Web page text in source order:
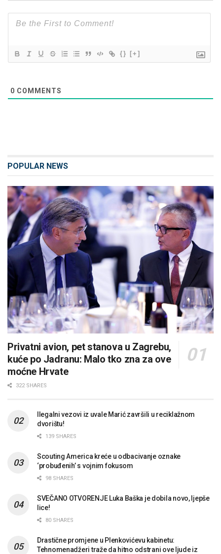
{} [+]
0 COMMENTS
POPULAR NEWS
Privatni avion, pet stanova u Zagrebu,
kuće po Jadranu: Malo tko zna za ove
moćne Hrvate
322 SHARES
Ilegalni vezovi iz uvale Marić završili u reciklažnom
dvorištu!
139 SHARES
Scouting America kreće u odbacivanje oznake
‘probuđenih’ s vojnim fokusom
98 SHARES
SVEČANO OTVORENJE Luka Baška je dobila novo, ljepše
lice!
80 SHARES
Drastične promjene u Plenkovićevu kabinetu:
Tehnomenadžeri traže da hitno odstrani ove ljude iz